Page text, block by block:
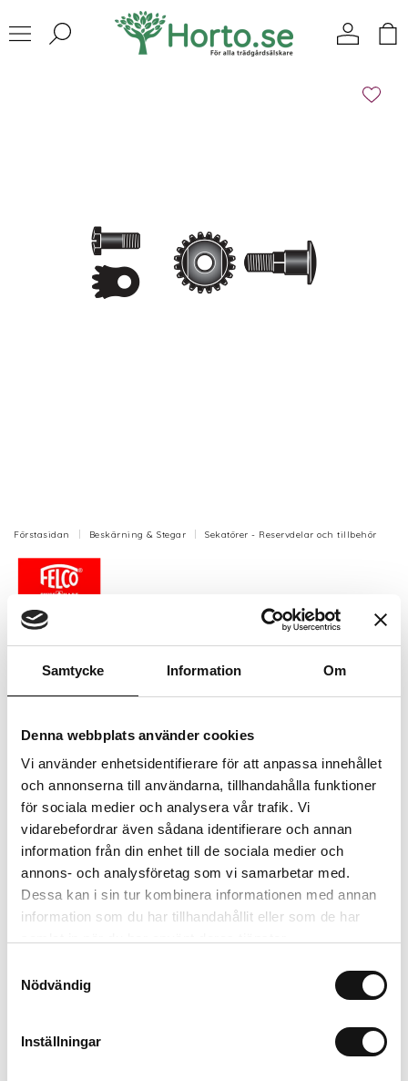
Samtycke Information Om
Denna webbplats använder cookies
Vi använder enhetsidentifierare för att anpassa innehållet
och annonserna till användarna, tillhandahålla funktioner
för sociala medier och analysera vår trafik. Vi
vidarebefordrar även sådana identifierare och annan
information från din enhet till de sociala medier och
annons- och analysföretag som vi samarbetar med.
Dessa kan i sin tur kombinera informationen med annan
information som du har tillhandahållit eller som de har
Nödvändig
Inställningar
Förstasidan Beskärning & Stegar Sekatörer - Reservdelar och tillbehör
Bult o mutter Felco 7,8,9,10,13 (Felco
7/90)
Bult o mutter som passar till Felco 7,8,9,10,13.
Finns i lager (4 st)
Inkl. moms: 186 kr
Lägg i varukorgen
Trygg betalning
Ekologiskt utbud
Valbara fraktmetoder